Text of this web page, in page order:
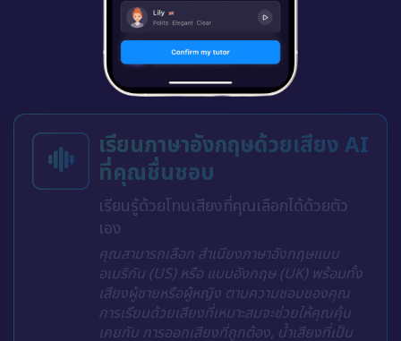
เรียนภาษาอังกฤษด้วยเสียง AI
ที่คุณชื่นชอบ
เรียนรู้ด้วยโทนเสียงที่คุณเลือกได้ด้วยตัว
เอง
คุณสามารถเลือก สำเนียงภาษาอังกฤษแบบ
อเมริกัน (US) หรือ แบบอังกฤษ (UK) พร้อมทั้ง
เสียงผู้ชายหรือผู้หญิง ตามความชอบของคุณ
การเรียนด้วยเสียงที่เหมาะสมจะช่วยให้คุณคุ้น
เคยกับ การออกเสียงที่ถูกต้อง, น้ำเสียงที่เป็น